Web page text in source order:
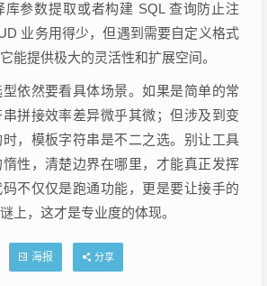
库参数提取或者构建 SQL 查询防止注
业务用得少，但遇到需要自定义格式
能提供极大的灵活性和扩展空间。
依然要看具体场景。如果是简单的常
拼接效率差异微乎其微；但涉及到变
，模板字符串是不二之选。别让工具
性，清楚边界在哪里，才能真正发挥
不仅仅是跑通功能，更是要让接手的
上，这才是专业度的体现。
海报 分享